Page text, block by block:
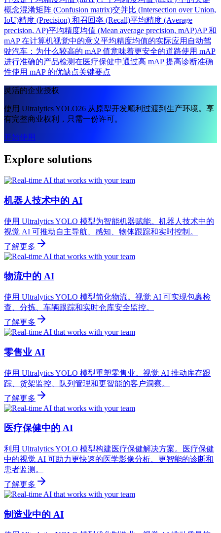
概念混淆矩阵 (Confusion matrix)交并比 (Intersection over Union,
IoU)精度 (Precision) 和召回率 (Recall)平均精度 (Average
precision, AP)平均精度均值 (Mean average precision, mAP)AP 和
mAP 在计算机视觉中的意义平均精度均值的实际应用 自动驾
驶汽车：为什么较高的 mAP 值意味着更安全的道路使用 mAP
进行准确的产品检测在医疗保健中通过高 mAP 提高诊断准确
性使用 mAP 的优缺点关键要点
灵活的企业授权
使用 Ultralytics YOLO26 从原型开发顺利过渡到生产环境。享
有完整商业权利，只需一份许可。
开始使用
Explore solutions
机器人技术中的 AI
使用 Ultralytics YOLO 模型为智能机器赋能。机器人技术中的
视觉 AI 可推动自主导航、感知、物体跟踪和实时控制。
了解更多
物流中的 AI
使用 Ultralytics YOLO 模型简化物流。视觉 AI 可实现包裹检
查、分拣、车辆跟踪和实时仓库安全监控。
了解更多
零售业 AI
使用 Ultralytics YOLO 模型重塑零售业。视觉 AI 推动库存跟
踪、货架监控、队列管理和更智能的客户洞察。
了解更多
医疗保健中的 AI
利用 Ultralytics YOLO 模型构建医疗保健解决方案。医疗保健
中的视觉 AI 可助力更快速的医学影像分析、更智能的诊断和
患者监测。
了解更多
制造业中的 AI